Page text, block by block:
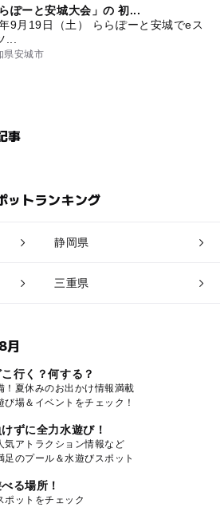
ぽーと安城大会」の 初...
9月19日（土） ららぽーと安城でeス
...
県安城市
事
ットランキング
静岡県
三重県
月
行く？何する？
！夏休みのお出かけ情報満載
び場＆イベントをチェック！
ずに全力水遊び！
気アトラクション情報など
足のプール＆水遊びスポット
る場所！
ポットをチェック